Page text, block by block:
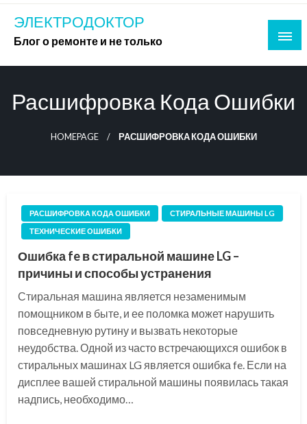
Skip
content
ЭЛЕКТРОДОКТОР
Блог о ремонте и не только
Расшифровка Кода Ошибки
HOMEPAGE РАСШИФРОВКА КОДА ОШИБКИ
РАСШИФРОВКА КОДА ОШИБКИ
СТИРАЛЬНЫЕ МАШИНЫ LG
ТЕХНИЧЕСКИЕ ОШИБКИ
Ошибка fe в стиральной машине LG –
причины и способы устранения
Стиральная машина является незаменимым
помощником в быте, и ее поломка может нарушить
повседневную рутину и вызвать некоторые
неудобства. Одной из часто встречающихся ошибок в
стиральных машинах LG является ошибка fe. Если на
дисплее вашей стиральной машины появилась такая
надпись, необходимо…